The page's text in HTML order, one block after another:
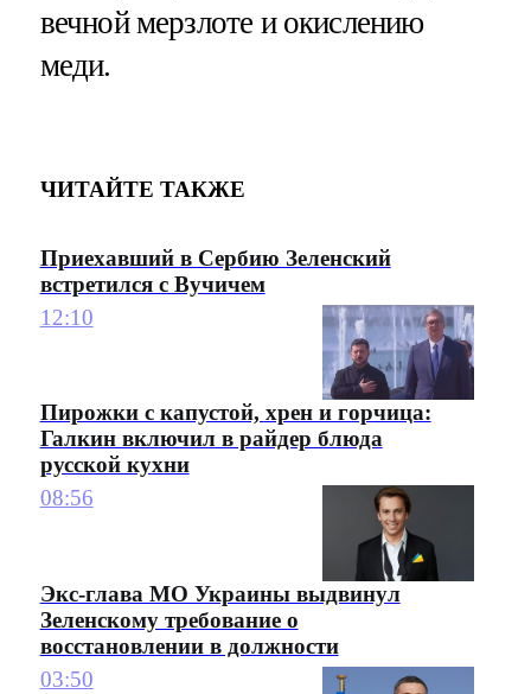
вечной мерзлоте и окислению
меди.
ЧИТАЙТЕ ТАКЖЕ
Приехавший в Сербию Зеленский
встретился с Вучичем
12:10
Пирожки с капустой, хрен и горчица:
Галкин включил в райдер блюда
русской кухни
08:56
Экс-глава МО Украины выдвинул
Зеленскому требование о
восстановлении в должности
03:50